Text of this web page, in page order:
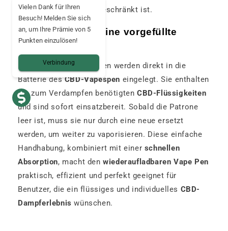
Geschmacksrichtung beschränkt ist.
Wie funktioniert eine vorgefüllte
Patrone
Die vorgefüllten Patronen werden direkt in die
Batterie desCBD-Vapespen eingelegt. Sie enthalten
die zum Verdampfen benötigtenCBD-Flüssigkeiten
und sind sofort einsatzbereit. Sobald die Patrone
leer ist, muss sie nur durch eine neue ersetzt
werden, um weiter zu vaporisieren. Diese einfache
Handhabung, kombiniert mit einer schnellen
Absorption, macht denwiederaufladbaren Vape Pen
praktisch, effizient und perfekt geeignet für
Benutzer, die ein flüssiges und individuelles CBD-
Dampferlebnis wünschen.
Vielen Dank für Ihren
Besuch! Melden Sie sich
an, um Ihre Prämie von 5
Punkten einzulösen!
Verbindung